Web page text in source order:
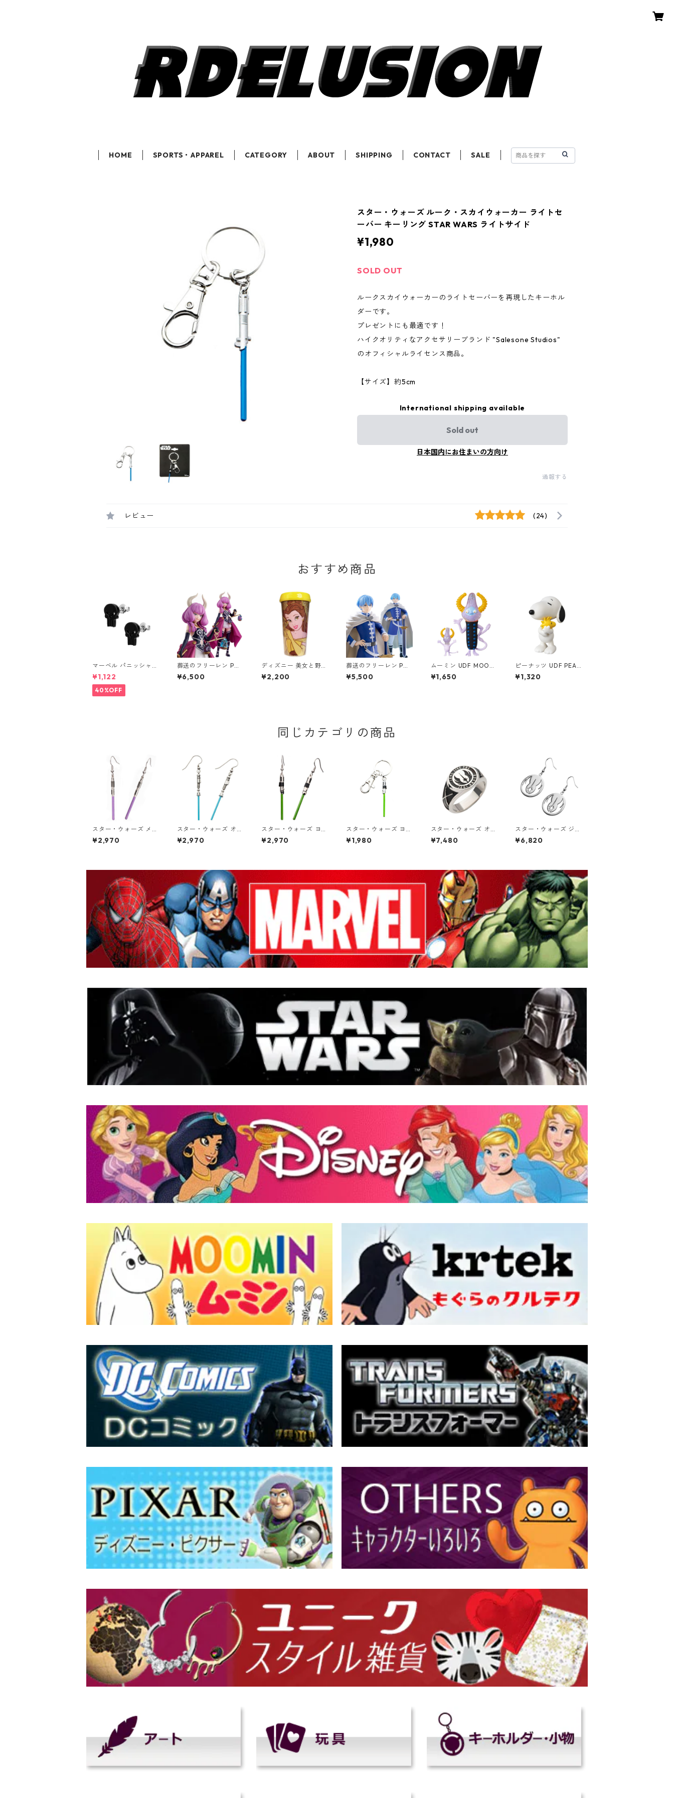
HOME SPORTS・APPAREL CATEGORY ABOUT SHIPPING CONTACT SALE
スター・ウォーズ ルーク・スカイウォーカー ライトセ
ーバー キーリング STAR WARS ライトサイド
¥1,980
SOLD OUT
ルークスカイウォーカーのライトセーバーを再現したキーホル
ダーです。
プレゼントにも最適です！
ハイクオリティなアクセサリーブランド "Salesone Studios"
のオフィシャルライセンス商品。
【サイズ】約5cm
International shipping available
Sold out
日本国内にお住まいの方向け
通報する
レビュー (24)
おすすめ商品
マーベル パニッシャー
ロゴスタッドピアス ブ
ラック MARVEL
¥1,122
40%OFF
葬送のフリーレン POP
UP PARADE アウラ フ
¥6,500
ディズニー 美女と野獣
ベル グリッタートラベ
ルマグ タンブラー DIS
¥2,200
葬送のフリーレン POP
UP PARADE ヒンメル
¥5,500
ムーミン UDF MOOMI
N 火星人 親子セット
フィギュア
¥1,650
ピーナッツ UDF PEAN
UTS スヌーピー ホール
ディング ウッドストッ
¥1,320
同じカテゴリの商品
スター・ウォーズ メイ
ス・ウィンドゥ ライト
セーバー ダングル ピ
¥2,970
スター・ウォーズ オビ
＝ワン・ケノービ ライ
トセーバー ダングル
¥2,970
スター・ウォーズ ヨー
ダ ライトセーバー ダ
ングル ピアス STAR W
¥2,970
スター・ウォーズ ヨー
ダ ライトセーバー キ
ーリング STAR WARS
¥1,980
スター・ウォーズ オビ
＝ワン・ケノービ ジェ
ダイ・オーダー・クラ
¥7,480
スター・ウォーズ ジェ
ダイ・オーダー シンボ
ルロゴ ダングルピアス
¥6,820